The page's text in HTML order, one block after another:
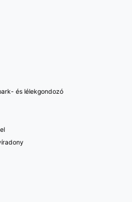
és lélekgondozó